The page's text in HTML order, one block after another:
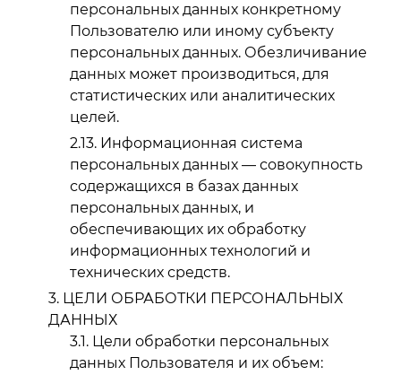
персональных данных конкретному
Пользователю или иному субъекту
персональных данных. Обезличивание
данных может производиться, для
статистических или аналитических
целей.
Информационная система
персональных данных — совокупность
содержащихся в базах данных
персональных данных, и
обеспечивающих их обработку
информационных технологий и
технических средств.
ЦЕЛИ ОБРАБОТКИ ПЕРСОНАЛЬНЫХ
ДАННЫХ
Цели обработки персональных
данных Пользователя и их объем: